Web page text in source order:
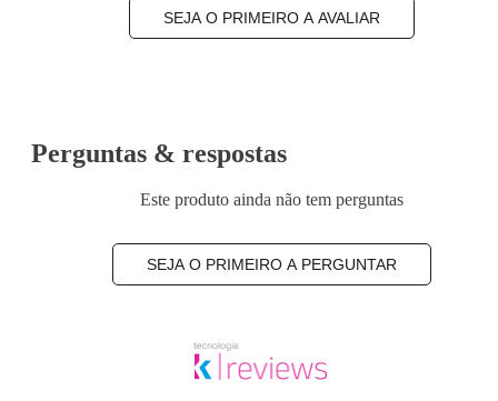
SEJA O PRIMEIRO A AVALIAR
Perguntas & respostas
Este produto ainda não tem perguntas
SEJA O PRIMEIRO A PERGUNTAR